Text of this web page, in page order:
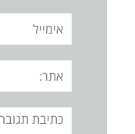
אימייל
אתר:
תגובה